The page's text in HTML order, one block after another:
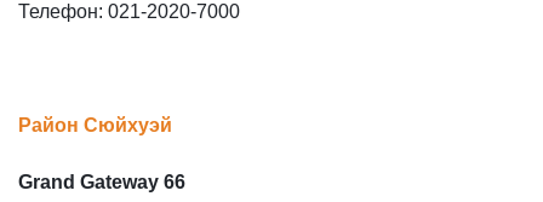
Телефон: 021-2020-7000
Район Сюйхуэй
Grand Gateway 66